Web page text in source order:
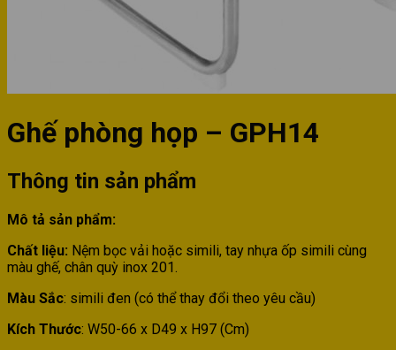
Ghế phòng họp – GPH14
Thông tin sản phẩm
Mô tả sản phẩm:
Chất liệu: Nệm bọc vải hoặc simili, tay nhựa ốp simili cùng
màu ghế, chân quỳ inox 201.
Màu Sắc: simili đen (có thể thay đổi theo yêu cầu)
Kích Thước: W50-66 x D49 x H97 (Cm)